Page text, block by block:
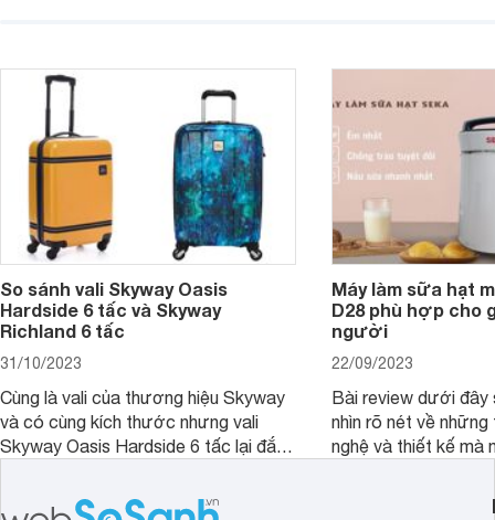
So sánh vali Skyway Oasis
Hardside 6 tấc và Skyway
Richland 6 tấc
31/10/2023
Cùng là vali của thương hiệu Skyway
và có cùng kích thước nhưng vali
Skyway Oasis Hardside 6 tấc lại đắt
triệu đồng.
Máy làm sữa hạt
D28 phù hợp cho
người
22/09/2023
Bài review dưới đây
nhìn rõ nét về những
nghệ và thiết kế mà
thể đưa ra quyết